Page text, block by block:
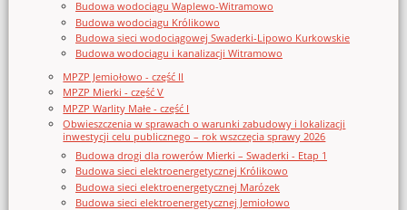
Budowa wodociągu Waplewo-Witramowo
Budowa wodociągu Królikowo
Budowa sieci wodociągowej Swaderki-Lipowo Kurkowskie
Budowa wodociągu i kanalizacji Witramowo
MPZP Jemiołowo - część II
MPZP Mierki - część V
MPZP Warlity Małe - część I
Obwieszczenia w sprawach o warunki zabudowy i lokalizacji
inwestycji celu publicznego – rok wszczęcia sprawy 2026
Budowa drogi dla rowerów Mierki – Swaderki - Etap 1
Budowa sieci elektroenergetycznej Królikowo
Budowa sieci elektroenergetycznej Marózek
Budowa sieci elektroenergetycznej Jemiołowo